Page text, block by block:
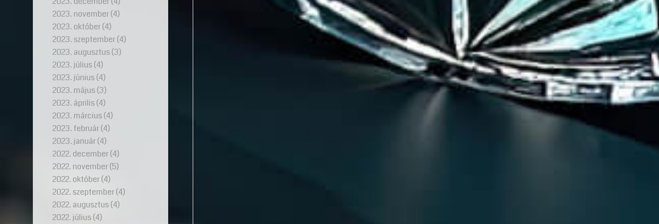
2023. november(4)
2023. október(4)
2023. szeptember(4)
2023. augusztus(3)
2023. július(4)
2023. június(4)
2023. május(3)
2023. április(4)
2023. március(4)
2023. február(4)
2023. január(4)
2022. december(4)
2022. november(5)
2022. október(4)
2022. szeptember(4)
2022. augusztus(4)
2022. július(4)